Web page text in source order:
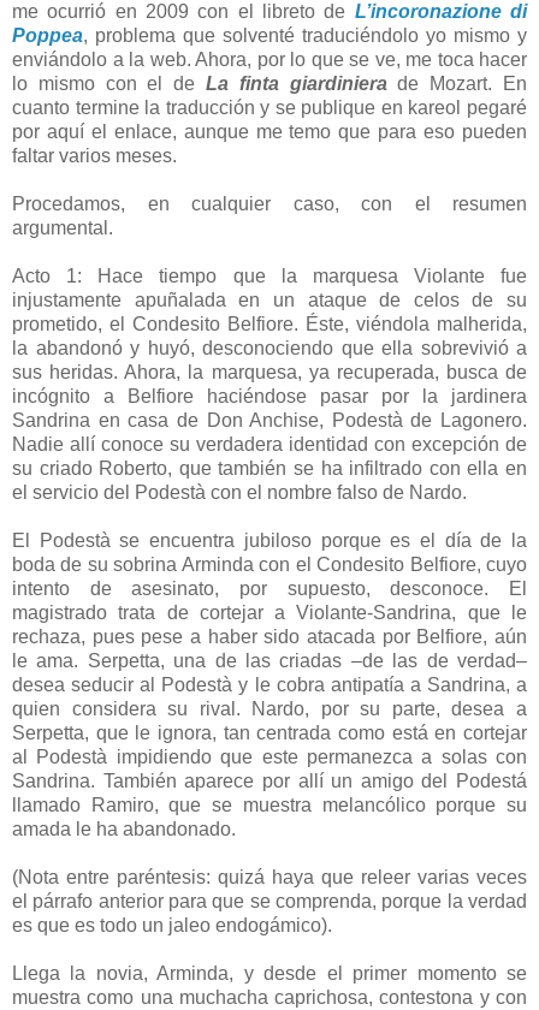
me ocurrió en 2009 con el libreto de L’incoronazione di
Poppea, problema que solventé traduciéndolo yo mismo y
enviándolo a la web. Ahora, por lo que se ve, me toca hacer
lo mismo con el de La finta giardiniera de Mozart. En
cuanto termine la traducción y se publique en kareol pegaré
por aquí el enlace, aunque me temo que para eso pueden
faltar varios meses.
Procedamos, en cualquier caso, con el resumen
argumental.
Acto 1: Hace tiempo que la marquesa Violante fue
injustamente apuñalada en un ataque de celos de su
prometido, el Condesito Belfiore. Éste, viéndola malherida,
la abandonó y huyó, desconociendo que ella sobrevivió a
sus heridas. Ahora, la marquesa, ya recuperada, busca de
incógnito a Belfiore haciéndose pasar por la jardinera
Sandrina en casa de Don Anchise, Podestà de Lagonero.
Nadie allí conoce su verdadera identidad con excepción de
su criado Roberto, que también se ha infiltrado con ella en
el servicio del Podestà con el nombre falso de Nardo.
El Podestà se encuentra jubiloso porque es el día de la
boda de su sobrina Arminda con el Condesito Belfiore, cuyo
intento de asesinato, por supuesto, desconoce. El
magistrado trata de cortejar a Violante-Sandrina, que le
rechaza, pues pese a haber sido atacada por Belfiore, aún
le ama. Serpetta, una de las criadas –de las de verdad–
desea seducir al Podestà y le cobra antipatía a Sandrina, a
quien considera su rival. Nardo, por su parte, desea a
Serpetta, que le ignora, tan centrada como está en cortejar
al Podestà impidiendo que este permanezca a solas con
Sandrina. También aparece por allí un amigo del Podestá
llamado Ramiro, que se muestra melancólico porque su
amada le ha abandonado.
(Nota entre paréntesis: quizá haya que releer varias veces
el párrafo anterior para que se comprenda, porque la verdad
es que es todo un jaleo endogámico).
Llega la novia, Arminda, y desde el primer momento se
muestra como una muchacha caprichosa, contestona y con